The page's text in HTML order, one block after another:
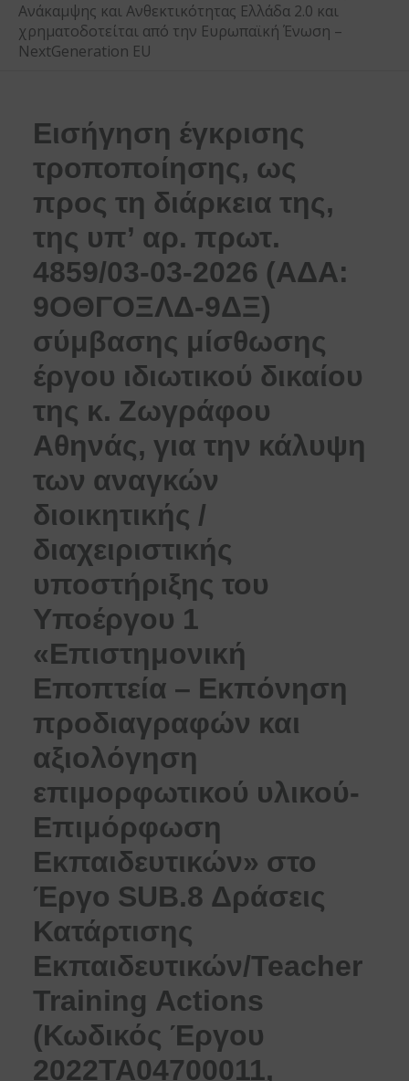
Ανάκαμψης και Ανθεκτικότητας Ελλάδα 2.0 και
χρηματοδοτείται από την Ευρωπαϊκή Ένωση –
NextGeneration EU
Εισήγηση έγκρισης
τροποποίησης, ως
προς τη διάρκεια της,
της υπ’ αρ. πρωτ.
4859/03-03-2026 (ΑΔΑ:
9ΟΘΓΟΞΛΔ-9ΔΞ)
σύμβασης μίσθωσης
έργου ιδιωτικού δικαίου
της κ. Ζωγράφου
Αθηνάς, για την κάλυψη
των αναγκών
διοικητικής /
διαχειριστικής
υποστήριξης του
Υποέργου 1
«Επιστημονική
Εποπτεία – Εκπόνηση
προδιαγραφών και
αξιολόγηση
επιμορφωτικού υλικού-
Επιμόρφωση
Εκπαιδευτικών» στο
Έργο SUB.8 Δράσεις
Κατάρτισης
Εκπαιδευτικών/Teacher
Training Actions
(Κωδικός Έργου
2022ΤΑ04700011,